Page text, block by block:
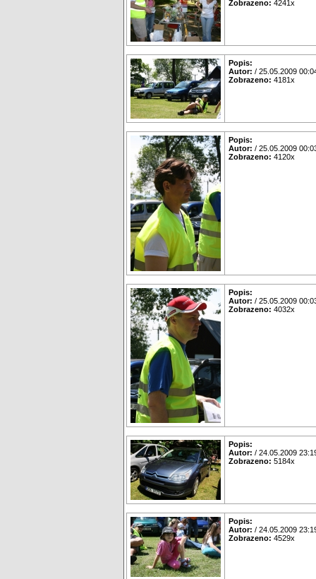
Zobrazeno: 4241x
Popis:
Autor: / 25.05.2009
Zobrazeno: 4181x
Popis:
Autor: / 25.05.2009
Zobrazeno: 4120x
Popis:
Autor: / 25.05.2009
Zobrazeno: 4032x
Popis:
Autor: / 24.05.2009
Zobrazeno: 5184x
Popis:
Autor: / 24.05.2009
Zobrazeno: 4529x